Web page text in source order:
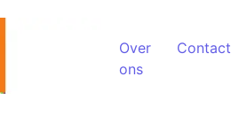
Over
ons
Contact